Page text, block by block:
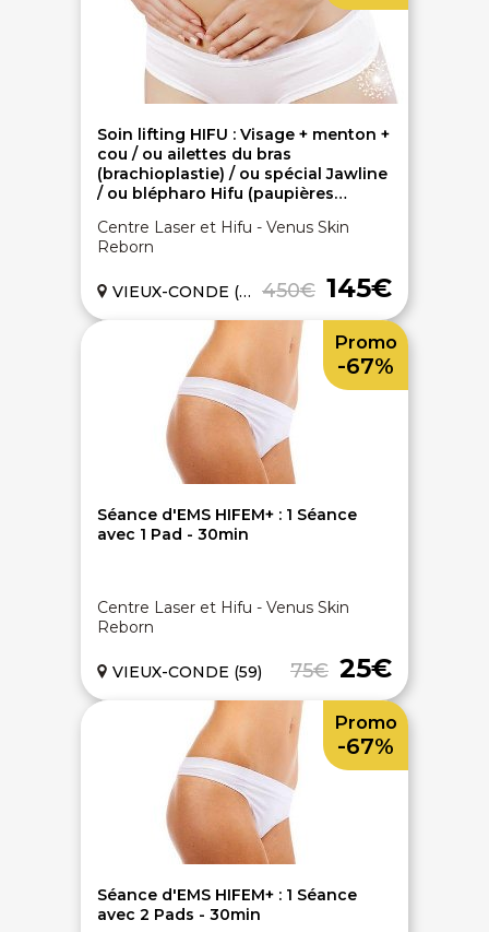
Soin lifting HIFU : Visage + menton +
cou / ou ailettes du bras
(brachioplastie) / ou spécial Jawline
/ ou blépharo Hifu (paupières
Centre Laser et Hifu - Venus Skin
Reborn
450€ 145€
VIEUX-CONDE (59)
Séance d'EMS HIFEM+ : 1 Séance
avec 1 Pad - 30min
Centre Laser et Hifu - Venus Skin
Reborn
75€ 25€
VIEUX-CONDE (59)
Promo
-67%
Séance d'EMS HIFEM+ : 1 Séance
avec 2 Pads - 30min
Promo
-67%